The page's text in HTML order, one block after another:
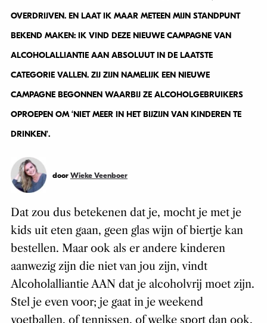
OVERDRIJVEN. EN LAAT IK MAAR METEEN MIJN STANDPUNT
BEKEND MAKEN: IK VIND DEZE NIEUWE CAMPAGNE VAN
ALCOHOLALLIANTIE AAN ABSOLUUT IN DE LAATSTE
CATEGORIE VALLEN. ZIJ ZIJN NAMELIJK EEN NIEUWE
CAMPAGNE BEGONNEN WAARBIJ ZE ALCOHOLGEBRUIKERS
OPROEPEN OM ‘NIET MEER IN HET BIJZIJN VAN KINDEREN TE
DRINKEN’.
door Wieke Veenboer
Dat zou dus betekenen dat je, mocht je met je
kids uit eten gaan, geen glas wijn of biertje kan
bestellen. Maar ook als er andere kinderen
aanwezig zijn die niet van jou zijn, vindt
Alcoholalliantie AAN dat je alcoholvrij moet zijn.
Stel je even voor; je gaat in je weekend
voetballen, of tennissen, of welke sport dan ook,